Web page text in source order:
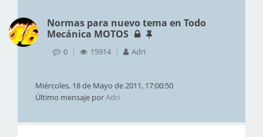
Normas para nuevo tema en Todo
Mecánica MOTOS
0 15914 Adri
Miércoles, 18 de Mayo de 2011, 17:00:50
Último mensaje porAdri